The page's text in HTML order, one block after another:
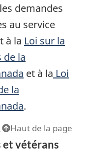
demandes
au service
à la Loi sur la
de la
et à la Loi
la
.
Haut de la page
et vétérans